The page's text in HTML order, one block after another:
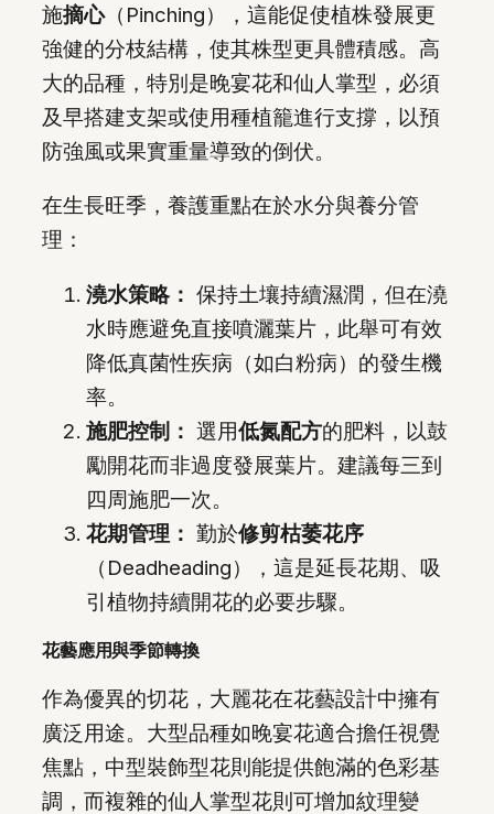
施摘心（Pinching），這能促使植株發展更
強健的分枝結構，使其株型更具體積感。高
大的品種，特別是晚宴花和仙人掌型，必須
及早搭建支架或使用種植籠進行支撐，以預
防強風或果實重量導致的倒伏。
在生長旺季，養護重點在於水分與養分管
理：
澆水策略： 保持土壤持續濕潤，但在澆
水時應避免直接噴灑葉片，此舉可有效
降低真菌性疾病（如白粉病）的發生機
率。
施肥控制： 選用低氮配方的肥料，以鼓
勵開花而非過度發展葉片。建議每三到
四周施肥一次。
花期管理： 勤於修剪枯萎花序
（Deadheading），這是延長花期、吸
引植物持續開花的必要步驟。
花藝應用與季節轉換
作為優異的切花，大麗花在花藝設計中擁有
廣泛用途。大型品種如晚宴花適合擔任視覺
焦點，中型裝飾型花則能提供飽滿的色彩基
調，而複雜的仙人掌型花則可增加紋理變